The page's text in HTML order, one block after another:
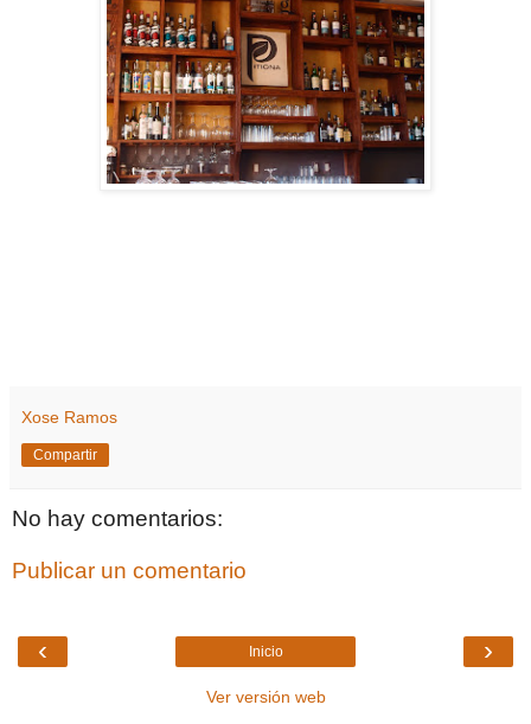
Xose Ramos
Compartir
No hay comentarios:
Publicar un comentario
‹ ›
Inicio
Ver versión web